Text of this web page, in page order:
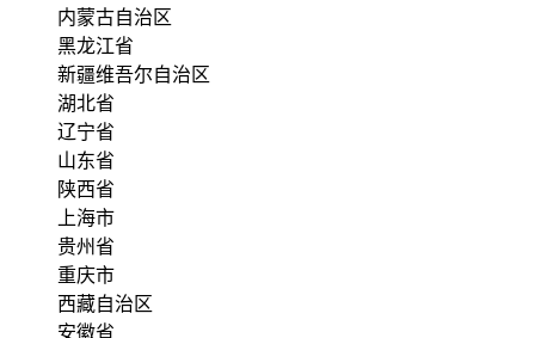
内蒙古自治区
黑龙江省
新疆维吾尔自治区
湖北省
辽宁省
山东省
陕西省
上海市
贵州省
重庆市
西藏自治区
安徽省